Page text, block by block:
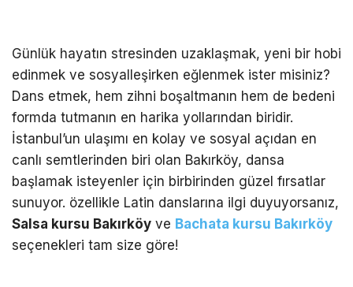
Günlük hayatın stresinden uzaklaşmak, yeni bir hobi
edinmek ve sosyalleşirken eğlenmek ister misiniz?
Dans etmek, hem zihni boşaltmanın hem de bedeni
formda tutmanın en harika yollarından biridir.
İstanbul’un ulaşımı en kolay ve sosyal açıdan en
canlı semtlerinden biri olan Bakırköy, dansa
başlamak isteyenler için birbirinden güzel fırsatlar
sunuyor. özellikle Latin danslarına ilgi duyuyorsanız,
Salsa kursu Bakırköy ve Bachata kursu Bakırköy
seçenekleri tam size göre!